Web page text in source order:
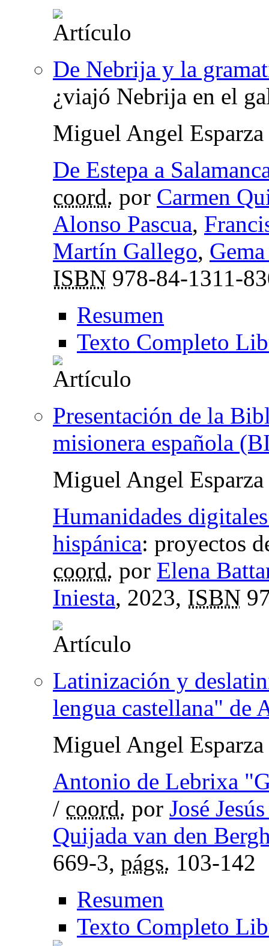
De Nebrija y la
¿viajó Nebrija en el
Miguel Angel Esparza
De Estepa a
coord. por Carmen
Alonso Pascua,
Martín Gallego,
ISBN 978-84-1311-
Resumen
Texto Completo
Presentación de la
misionera española
Miguel Angel
Humanidades
hispánica: proyectos
coord. por Elena
Iniesta, 2023, ISBN
Latinización y
lengua castellana" de
Miguel Angel Esparza
Antonio de Lebrixa
/ coord. por José
Quijada van den
669-3, págs. 103-142
Resumen
Texto Completo